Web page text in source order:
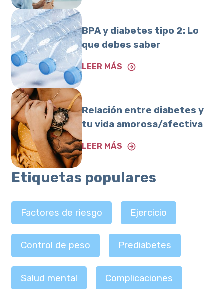
BPA y diabetes tipo 2: Lo
que debes saber
LEER MÁS
Relación entre diabetes y
tu vida amorosa/afectiva
LEER MÁS
Etiquetas populares
Factores de riesgo Ejercicio
Control de peso Prediabetes
Salud mental Complicaciones